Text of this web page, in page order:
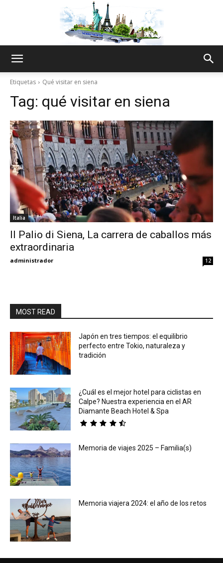
Thru
My
Etiquetas Qué visitar en siena
Tag: qué visitar en siena
Italia
Il Palio di Siena, La carrera de caballos más
extraordinaria
administrador 12
MOST READ
Japón en tres tiempos: el equilibrio
perfecto entre Tokio, naturaleza y
tradición
¿Cuál es el mejor hotel para ciclistas en
Calpe? Nuestra experiencia en el AR
Diamante Beach Hotel & Spa
Memoria de viajes 2025 – Familia(s)
Memoria viajera 2024: el año de los retos